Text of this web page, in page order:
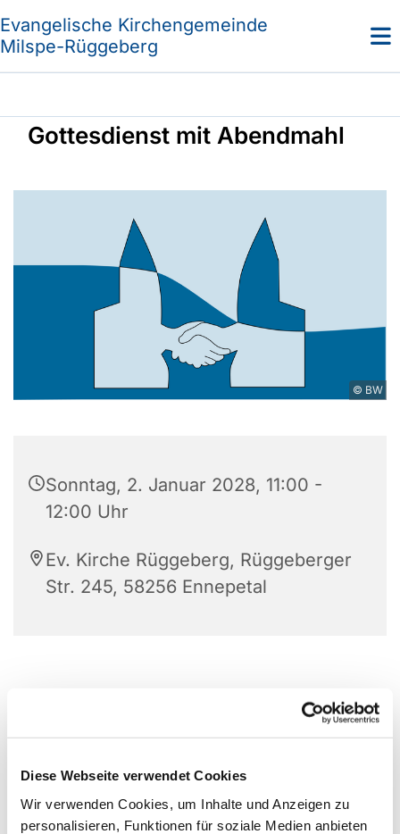
Diese Webseite verwendet Cookies
Wir verwenden Cookies, um Inhalte und Anzeigen zu
personalisieren, Funktionen für soziale Medien anbieten
Evangelische Kirchengemeinde
Milspe-Rüggeberg
Gottesdienst mit Abendmahl
© BW
Sonntag, 2. Januar 2028, 11:00 -
12:00 Uhr
Ev. Kirche Rüggeberg, Rüggeberger
Str. 245, 58256 Ennepetal